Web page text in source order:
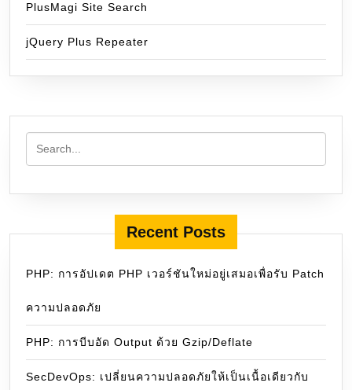
PlusMagi Site Search
jQuery Plus Repeater
Recent Posts
PHP: การอัปเดต PHP เวอร์ชันใหม่อยู่เสมอเพื่อรับ Patch
ความปลอดภัย
PHP: การบีบอัด Output ด้วย Gzip/Deflate
SecDevOps: เปลี่ยนความปลอดภัยให้เป็นเนื้อเดียวกับ